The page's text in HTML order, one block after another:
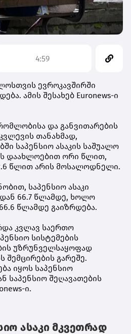
4:59
ევროკავშირში
ამის შესახებ Euronews-ი
და განვითარების
თანახმად,
საპენსიო ასაკის საშუალო
დაახლოებით ორი წლით,
წლით არის მოსალოდნელი.
საპენსიო ასაკი
დან 66.7 წლამდე, ხოლო
წლამდე გაიზრდება.
კვლავ საერთო
სისტემების
უზრუნველსაყოფად
შემცირების გარეშე.
იყოს საპენსიო
საპენსიო შეღავათების
ი.
ასაკი მკვეთრად